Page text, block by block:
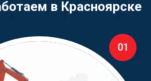
в Красноярске
01